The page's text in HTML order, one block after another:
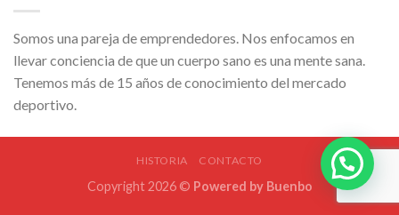
Somos una pareja de emprendedores. Nos enfocamos en
llevar conciencia de que un cuerpo sano es una mente sana.
Tenemos más de 15 años de conocimiento del mercado
deportivo.
HISTORIA CONTACTO
Copyright 2026 © Powered by Buenbo